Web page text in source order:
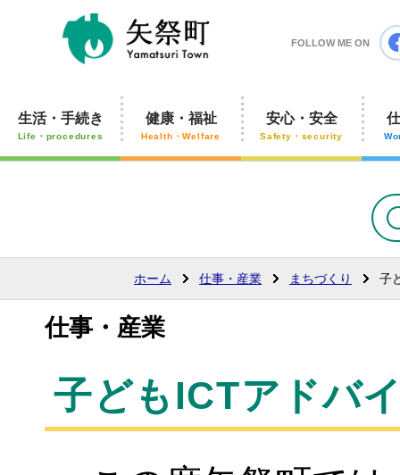
矢祭
FOLLOW ME ON
生活・手続き
Life・procedures
健康・福祉
Health・Welfare
安心・安全
Safety・security
ホーム 仕事・産業 まちづくり 子
仕事・産業
子どもICTアドバ